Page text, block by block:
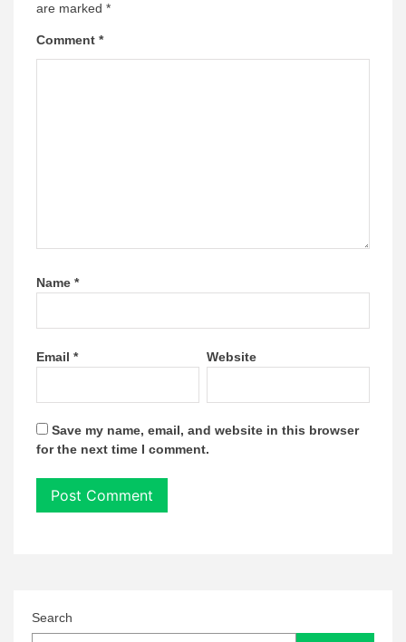
are marked *
Comment *
Name *
Email * Website
Save my name, email, and website in this browser
for the next time I comment.
Search